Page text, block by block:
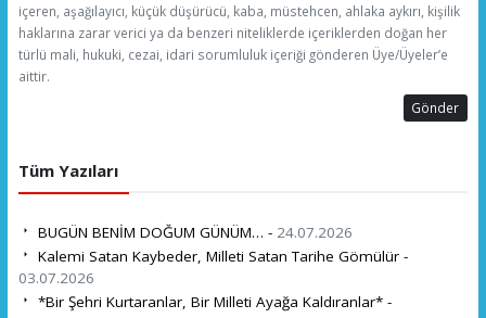
içeren, aşağılayıcı, küçük düşürücü, kaba, müstehcen, ahlaka aykırı, kişilik
haklarına zarar verici ya da benzeri niteliklerde içeriklerden doğan her
türlü mali, hukuki, cezai, idari sorumluluk içeriği gönderen Üye/Üyeler’e
aittir.
Gönder
Tüm Yazıları
BUGÜN BENİM DOĞUM GÜNÜM… - 24.07.2026
Kalemi Satan Kaybeder, Milleti Satan Tarihe Gömülür -
03.07.2026
*Bir Şehri Kurtaranlar, Bir Milleti Ayağa Kaldıranlar* -